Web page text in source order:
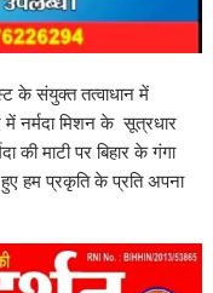
के संयुक्त तत्वाधान में
में नर्मदा मिशन के सूत्रधार
की माटी पर बिहार के गंगा
हम प्रकृति के प्रति अपना